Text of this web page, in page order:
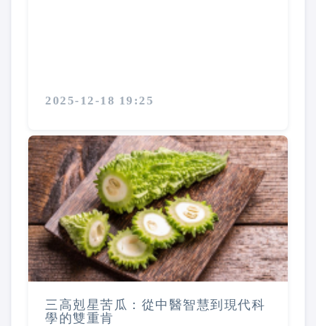
2025-12-18 19:25
三高剋星苦瓜：從中醫智慧到現代科
學的雙重肯